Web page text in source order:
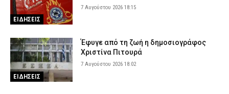
ΕΙΔΗΣΕΙΣ
7 Αυγούστου 2026 18:15
ΕΙΔΗΣΕΙΣ
Έφυγε από τη ζωή η δημοσιογράφος
Χριστίνα Πιτουρά
7 Αυγούστου 2026 18:02